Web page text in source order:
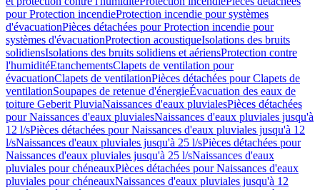
pour Protection incendieProtection incendie pour systèmes
d'évacuationPièces détachées pour Protection incendie pour
systèmes d'évacuationProtection acoustiqueIsolations des bruits
solidiensIsolations des bruits solidiens et aériensProtection contre
l'humiditéEtanchementsClapets de ventilation pour
évacuationClapets de ventilationPièces détachées pour Clapets de
ventilationSoupapes de retenue d'énergieÉvacuation des eaux de
toiture Geberit PluviaNaissances d'eaux pluvialesPièces détachées
pour Naissances d'eaux pluvialesNaissances d'eaux pluviales jusqu'à
12 l/sPièces détachées pour Naissances d'eaux pluviales jusqu'à 12
l/sNaissances d'eaux pluviales jusqu'à 25 l/sPièces détachées pour
Naissances d'eaux pluviales jusqu'à 25 l/sNaissances d'eaux
pluviales pour chéneauxPièces détachées pour Naissances d'eaux
pluviales pour chéneauxNaissances d'eaux pluviales jusqu'à 12